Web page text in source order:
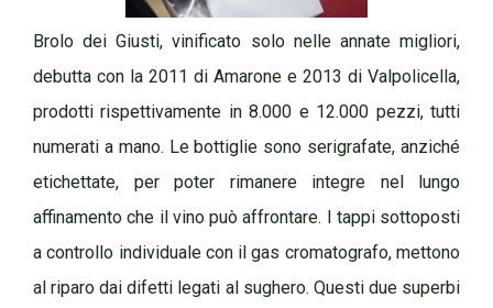
Brolo dei Giusti, vinificato solo nelle annate migliori,
debutta con la 2011 di Amarone e 2013 di Valpolicella,
prodotti rispettivamente in 8.000 e 12.000 pezzi, tutti
numerati a mano. Le bottiglie sono serigrafate, anziché
etichettate, per poter rimanere integre nel lungo
affinamento che il vino può affrontare. I tappi sottoposti
a controllo individuale con il gas cromatografo, mettono
al riparo dai difetti legati al sughero. Questi due superbi